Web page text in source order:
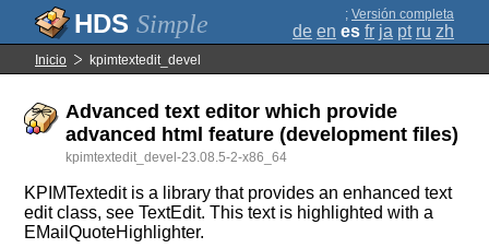
Simple ; Versión completa
de en es fr ja pt ru zh
Inicio kpimtextedit_devel
Advanced text editor which provide
advanced html feature (development files)
kpimtextedit_devel-23.08.5-2-x86_64
KPIMTextedit is a library that provides an enhanced text
edit class, see TextEdit. This text is highlighted with a
EMailQuoteHighlighter.